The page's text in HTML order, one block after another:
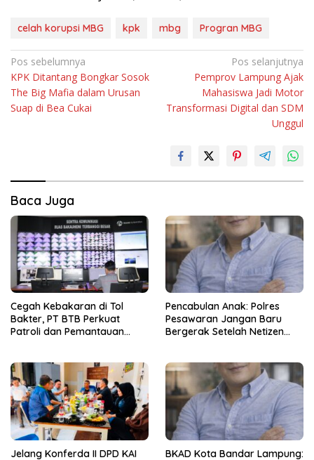
celah korupsi MBG kpk mbg Progran MBG
Navigasi
pos
Pos sebelumnya
KPK Ditantang Bongkar Sosok
The Big Mafia dalam Urusan
Suap di Bea Cukai
Pos selanjutnya
Pemprov Lampung Ajak
Mahasiswa Jadi Motor
Transformasi Digital dan SDM
Unggul
Baca Juga
Cegah Kebakaran di Tol
Bakter, PT BTB Perkuat
Patroli dan Pemantauan
Pencabulan Anak: Polres
Pesawaran Jangan Baru
Bergerak Setelah Netizen
Jelang Konferda II DPD KAI
BKAD Kota Bandar Lampung: